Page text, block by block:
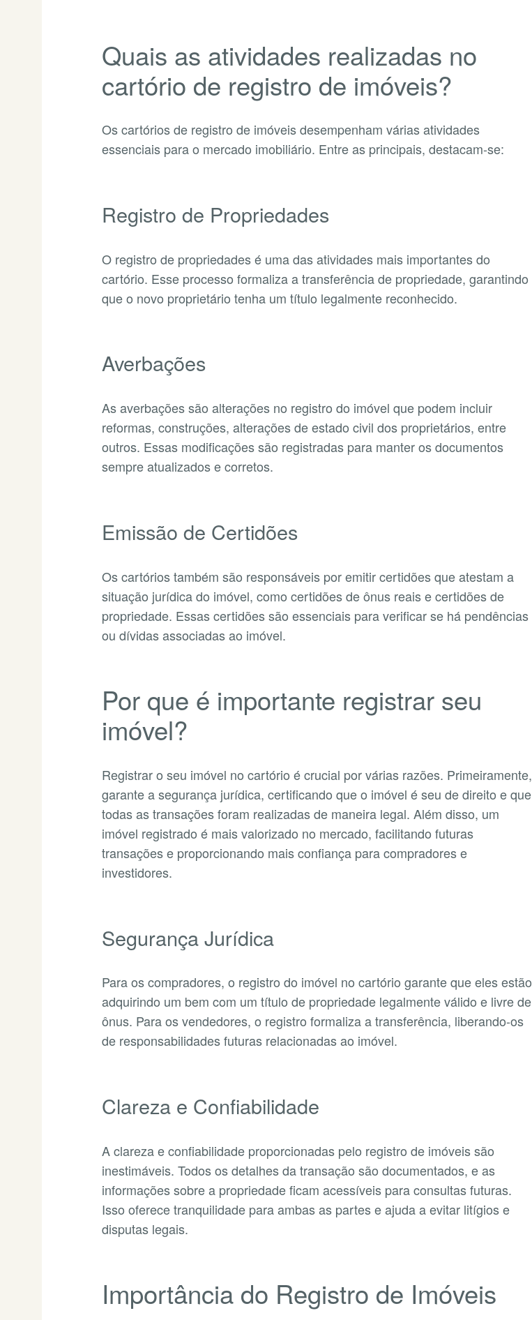
Quais as atividades realizadas no
cartório de registro de imóveis?
Os cartórios de registro de imóveis desempenham várias atividades
essenciais para o mercado imobiliário. Entre as principais, destacam-se:
Registro de Propriedades
O registro de propriedades é uma das atividades mais importantes do
cartório. Esse processo formaliza a transferência de propriedade, garantindo
que o novo proprietário tenha um título legalmente reconhecido.
Averbações
As averbações são alterações no registro do imóvel que podem incluir
reformas, construções, alterações de estado civil dos proprietários, entre
outros. Essas modificações são registradas para manter os documentos
sempre atualizados e corretos.
Emissão de Certidões
Os cartórios também são responsáveis por emitir certidões que atestam a
situação jurídica do imóvel, como certidões de ônus reais e certidões de
propriedade. Essas certidões são essenciais para verificar se há pendências
ou dívidas associadas ao imóvel.
Por que é importante registrar seu
imóvel?
Registrar o seu imóvel no cartório é crucial por várias razões. Primeiramente,
garante a segurança jurídica, certificando que o imóvel é seu de direito e que
todas as transações foram realizadas de maneira legal. Além disso, um
imóvel registrado é mais valorizado no mercado, facilitando futuras
transações e proporcionando mais confiança para compradores e
investidores.
Segurança Jurídica
Para os compradores, o registro do imóvel no cartório garante que eles estão
adquirindo um bem com um título de propriedade legalmente válido e livre de
ônus. Para os vendedores, o registro formaliza a transferência, liberando-os
de responsabilidades futuras relacionadas ao imóvel.
Clareza e Confiabilidade
A clareza e confiabilidade proporcionadas pelo registro de imóveis são
inestimáveis. Todos os detalhes da transação são documentados, e as
informações sobre a propriedade ficam acessíveis para consultas futuras.
Isso oferece tranquilidade para ambas as partes e ajuda a evitar litígios e
disputas legais.
Importância do Registro de Imóveis